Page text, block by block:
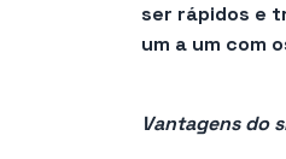
ser rápidos e
um a um com
Vantagens do